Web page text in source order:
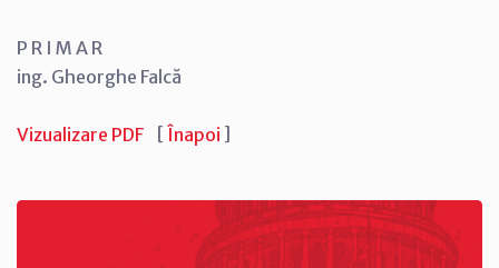
P R I M A R
ing. Gheorghe Falcă
Vizualizare PDF [ Înapoi ]